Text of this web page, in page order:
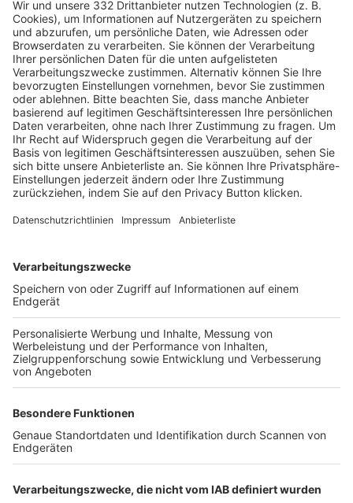
HÄUFIG BESUCHTE SEITEN
Pässe und Vereinswechsel
Trainerausbildung
Schulungsangebot Vereinsmitarbeiter
BFV-Geschäftsstellen
Trainerbörse
Login SpielPlus
FOLGE DEM BFV
TOP-VEREINE
TOP-PARTNER